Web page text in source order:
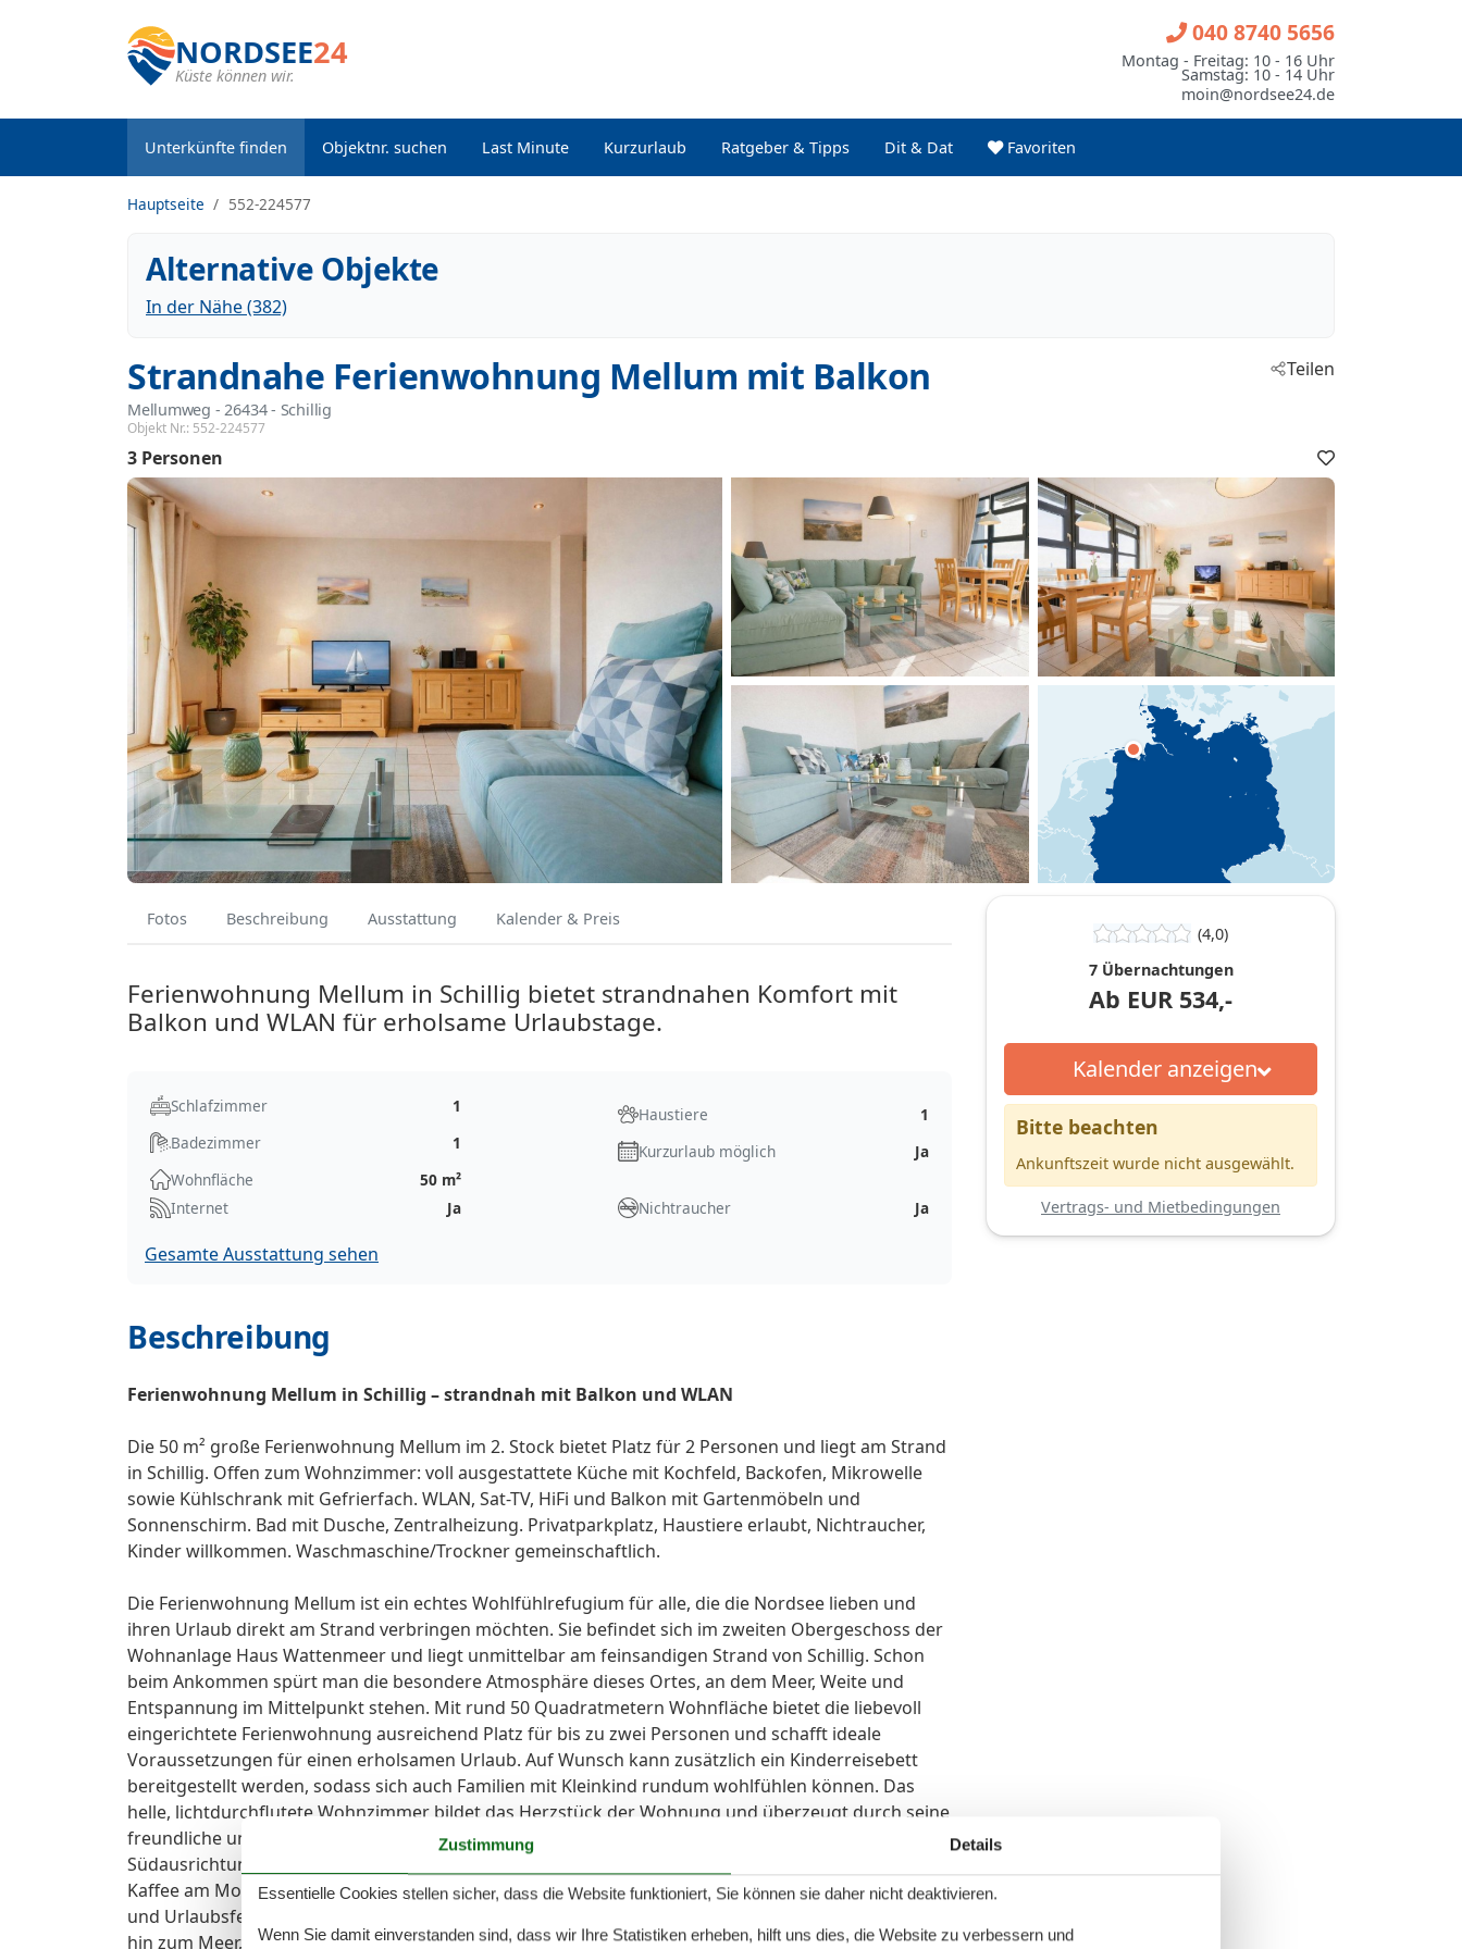
NORDSEE24
Küste können wir.
Unterkünfte finden Objektnr. suchen Last Minute Kurzurlaub Ratgeber & Tipps Dit & Dat Favoriten
040 8740 5656
Montag - Freitag: 10 - 16 Uhr
Samstag: 10 - 14 Uhr
moin@nordsee24.de
Hauptseite 552-224577
Alternative Objekte
In der Nähe (382)
Strandnahe Ferienwohnung Mellum mit Balkon
Mellumweg - 26434 - Schillig
Objekt Nr.: 552-224577
Teilen
3 Personen
Fotos Beschreibung Ausstattung Kalender & Preis
Ferienwohnung Mellum in Schillig bietet strandnahen Komfort mit
Balkon und WLAN für erholsame Urlaubstage.
Schlafzimmer
1
Badezimmer
1
Wohnfläche
50 m²
Haustiere
1
Kurzurlaub möglich
Ja
Internet Ja Nichtraucher Ja
Gesamte Ausstattung sehen
Beschreibung
Ferienwohnung Mellum in Schillig – strandnah mit Balkon und WLAN
Die 50 m² große Ferienwohnung Mellum im 2. Stock bietet Platz für 2 Personen und liegt am Strand
in Schillig. Offen zum Wohnzimmer: voll ausgestattete Küche mit Kochfeld, Backofen, Mikrowelle
sowie Kühlschrank mit Gefrierfach. WLAN, Sat-TV, HiFi und Balkon mit Gartenmöbeln und
Sonnenschirm. Bad mit Dusche, Zentralheizung. Privatparkplatz, Haustiere erlaubt, Nichtraucher,
Kinder willkommen. Waschmaschine/Trockner gemeinschaftlich.
Die Ferienwohnung Mellum ist ein echtes Wohlfühlrefugium für alle, die die Nordsee lieben und
ihren Urlaub direkt am Strand verbringen möchten. Sie befindet sich im zweiten Obergeschoss der
Wohnanlage Haus Wattenmeer und liegt unmittelbar am feinsandigen Strand von Schillig. Schon
beim Ankommen spürt man die besondere Atmosphäre dieses Ortes, an dem Meer, Weite und
Entspannung im Mittelpunkt stehen. Mit rund 50 Quadratmetern Wohnfläche bietet die liebevoll
eingerichtete Ferienwohnung ausreichend Platz für bis zu zwei Personen und schafft ideale
Voraussetzungen für einen erholsamen Urlaub. Auf Wunsch kann zusätzlich ein Kinderreisebett
bereitgestellt werden, sodass sich auch Familien mit Kleinkind rundum wohlfühlen können. Das
helle, lichtdurchflutete Wohnzimmer bildet das Herzstück der Wohnung und überzeugt durch seine
freundliche und offene Gestaltung. Von hier aus gelangen Sie direkt auf den Balkon mit
Südausrichtung, der zu entspannten Stunden an der frischen Nordseeluft einlädt. Ob beim ersten
Kaffee am Morgen oder beim Ausklang eines erlebnisreichen Tages – hier genießen Sie Sonne, Ruhe
und Urlaubsfeeling pur. Nur wenige Gehminuten trennen Sie von der Haustür über den Deich bis
hin zum Meer, dessen Nähe man nicht nur hört und riecht, sondern sogar vom Schlafzimmer aus
(4,0)
7 Übernachtungen
Ab EUR 534,-
Kalender anzeigen
Bitte beachten
Ankunftszeit wurde nicht ausgewählt.
Vertrags- und Mietbedingungen
Zustimmung Details
Essentielle Cookies stellen sicher, dass die Website funktioniert, Sie können sie daher nicht deaktivieren.
Wenn Sie damit einverstanden sind, dass wir Ihre Statistiken erheben, hilft uns dies, die Website zu verbessern und